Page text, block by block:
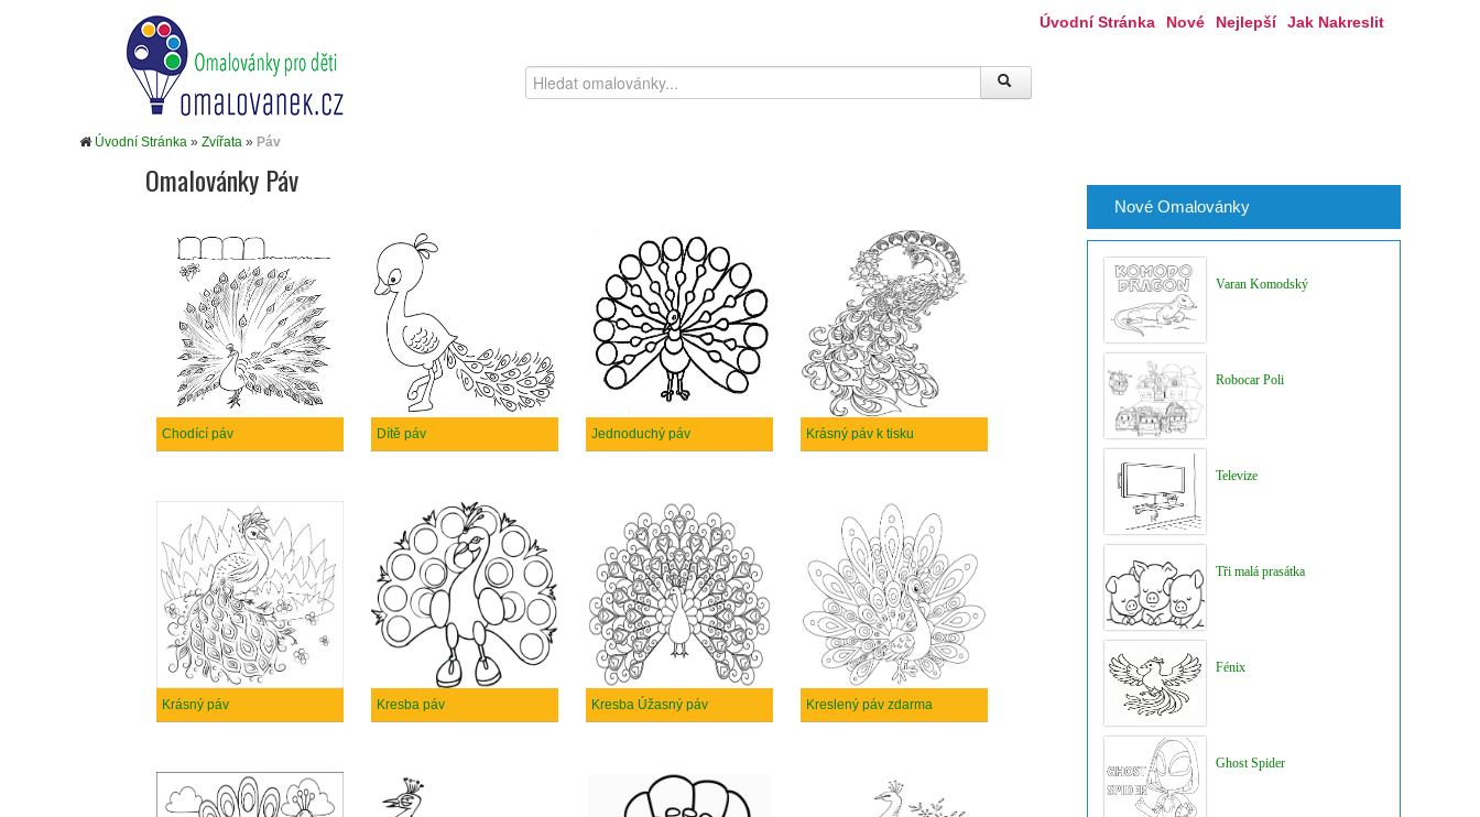
Úvodní Stránka Nové Nejlepší Jak Nakreslit
Úvodní Stránka » Zvířata » Páv
Omalovánky Páv
Chodící páv Dítě páv Jednoduchý páv Krásný páv k tisku
Krásný páv Kresba páv Kresba Úžasný páv Kreslený páv zdarma
Nové Omalovánky
Varan Komodský
Robocar Poli
Televize
Tři malá prasátka
Fénix
Ghost Spider